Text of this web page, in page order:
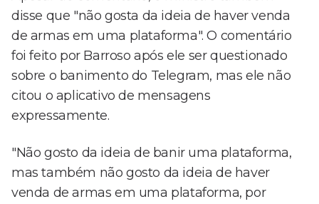
disse que "não gosta da ideia de haver venda
de armas em uma plataforma". O comentário
foi feito por Barroso após ele ser questionado
sobre o banimento do Telegram, mas ele não
citou o aplicativo de mensagens
expressamente.
"Não gosto da ideia de banir uma plataforma,
mas também não gosto da ideia de haver
venda de armas em uma plataforma, por